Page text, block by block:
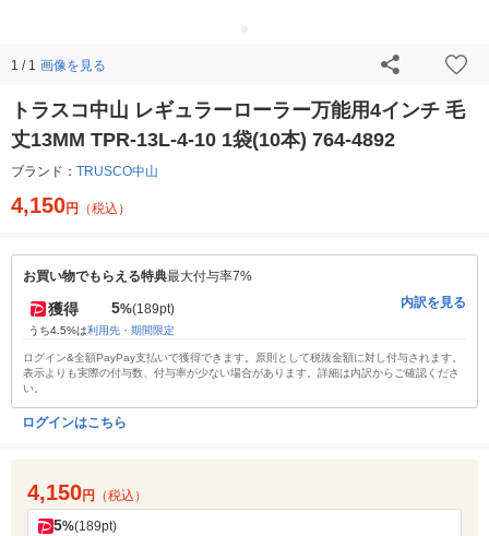
1 / 1 画像を見る
トラスコ中山 レギュラーローラー万能用4インチ 毛
丈13MM TPR-13L-4-10 1袋(10本) 764-4892
ブランド： TRUSCO中山
4,150円 （税込）
お買い物でもらえる特典最大付与率7%
獲得 5%(189pt)
うち4.5%は利用先・期間限定
内訳を見る
ログイン&全額PayPay支払いで獲得できます。原則として税抜金額に対し付与されます。
表示よりも実際の付与数、付与率が少ない場合があります。詳細は内訳からご確認くださ
い。
ログインはこちら
4,150円 （税込）
5%(189pt)